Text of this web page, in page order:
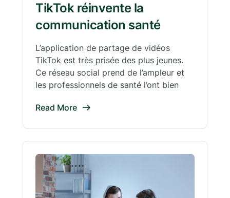
TikTok réinvente la
communication santé
L’application de partage de vidéos
TikTok est très prisée des plus jeunes.
Ce réseau social prend de l’ampleur et
les professionnels de santé l’ont bien
Read More